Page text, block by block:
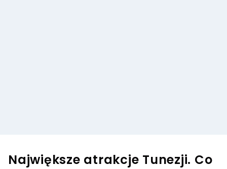
Największe atrakcje Tunezji. Co